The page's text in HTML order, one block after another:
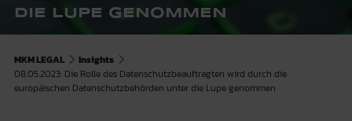
DIE LUPE GENOMMEN
MKM LEGAL
Insights
08.05.2023: Die Rolle des Datenschutzbeauftragten wird durch die
europäischen Datenschutzbehörden unter die Lupe genommen